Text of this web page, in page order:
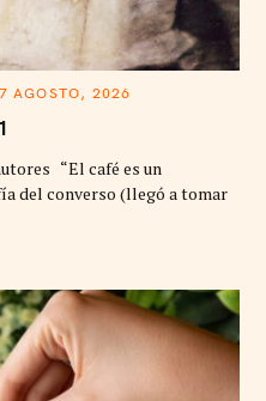
7 AGOSTO, 2026
“El café es un
del converso (llegó a tomar